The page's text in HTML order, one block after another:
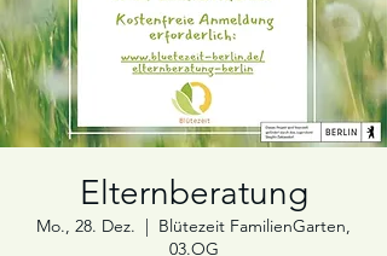
Elternberatung
Mo., 28. Dez.
  |
Blütezeit FamilienGarten,
03.OG